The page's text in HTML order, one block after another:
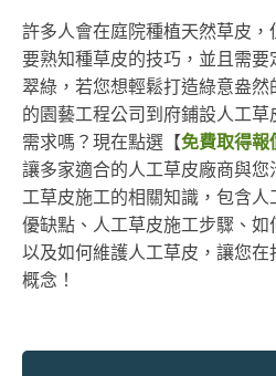
許多人會在庭院種植天然草皮
要熟知種草皮的技巧，並且需
翠綠，若您想輕鬆打造綠意盎
的園藝工程公司到府鋪設人工草
需求嗎？現在點選【免費取得報
讓多家適合的人工草皮廠商與您
工草皮施工的相關知識，包含
優缺點、人工草皮施工步驟、如
以及如何維護人工草皮，讓您在
概念！